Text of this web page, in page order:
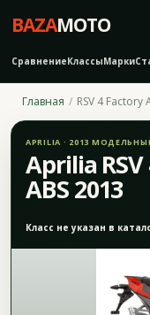
BAZAMOTO
СравнениеКлассыМарки
Главная RSV 4 Factory
APRILIA · 2013
Aprilia RSV
ABS 2013
Класс не указан в